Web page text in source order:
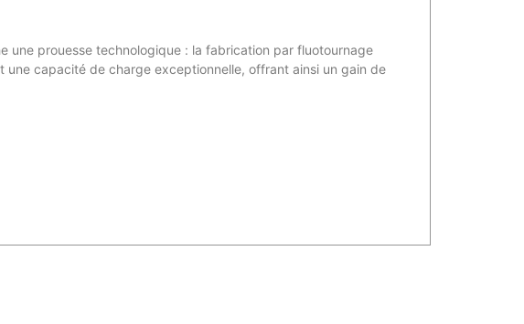
une prouesse technologique : la fabrication par fluotournage
une capacité de charge exceptionnelle, offrant ainsi un gain de